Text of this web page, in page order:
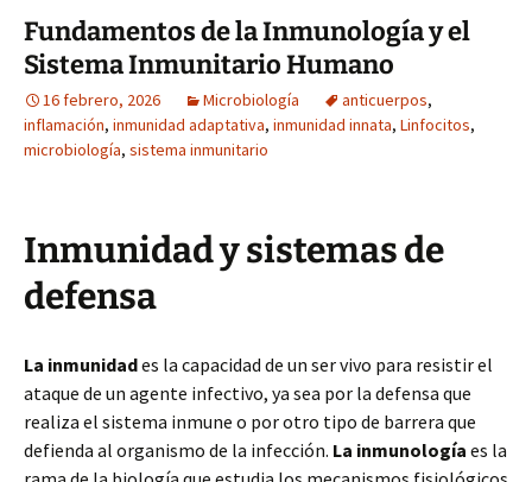
Fundamentos de la Inmunología y el
Sistema Inmunitario Humano
16 febrero, 2026 Microbiología anticuerpos,
inflamación, inmunidad adaptativa, inmunidad innata, Linfocitos,
microbiología, sistema inmunitario
Inmunidad y sistemas de
defensa
La inmunidades la capacidad de un ser vivo para resistir el
ataque de un agente infectivo, ya sea por la defensa que
realiza el sistema inmune o por otro tipo de barrera que
defienda al organismo de la infección. La inmunología es la